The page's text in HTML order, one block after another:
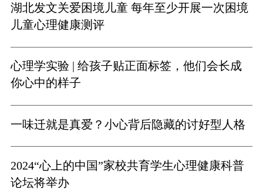
湖北发文关爱困境儿童 每年至少开展一次困境
儿童心理健康测评
心理学实验 | 给孩子贴正面标签，他们会长成
你心中的样子
一味迁就是真爱？小心背后隐藏的讨好型人格
2024“心上的中国”家校共育学生心理健康科普
论坛将举办